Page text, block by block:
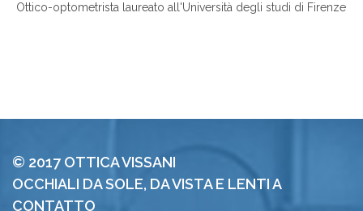
Ottico-optometrista laureato all'Università degli studi di Firenze
© 2017 OTTICA VISSANI
OCCHIALI DA SOLE, DA VISTA E LENTI A
CONTATTO